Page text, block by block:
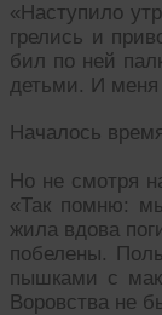
«Наступило
грелись и
бил по ней
детьми. И меня
Началось
Но не смотря
«Так помню:
жила вдова
побелены.
пышками с
Воровства не